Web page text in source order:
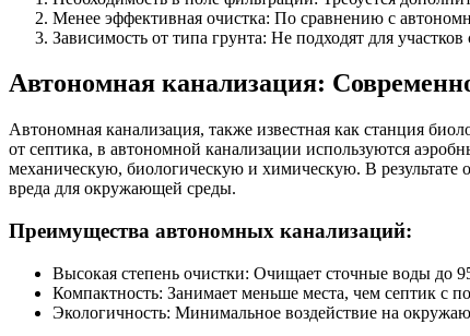
Менее эффективная очистка: По сравнению с
Зависимость от типа грунта: Не подходят для
Автономная канализация:
Автономная канализация, также известная как станция
от септика, в автономной канализации используются
механическую, биологическую и химическую. В результате
вреда для окружающей среды.
Преимущества автономных канализаций:
Высокая степень очистки: Очищает сточные воды до
Компактность: Занимает меньше места, чем септик с
Экологичность: Минимальное воздействие на